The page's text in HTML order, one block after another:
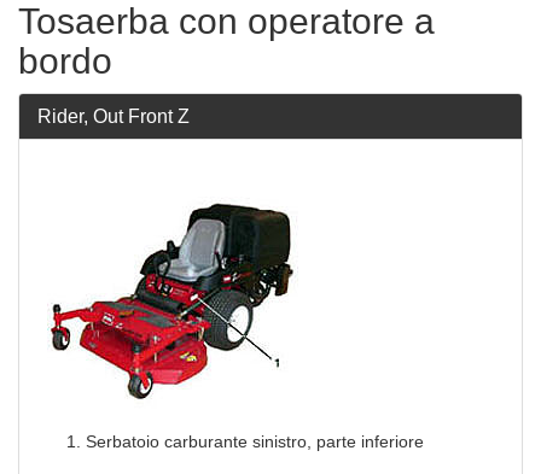
Tosaerba con operatore a
bordo
Rider, Out Front Z
Serbatoio carburante sinistro, parte inferiore